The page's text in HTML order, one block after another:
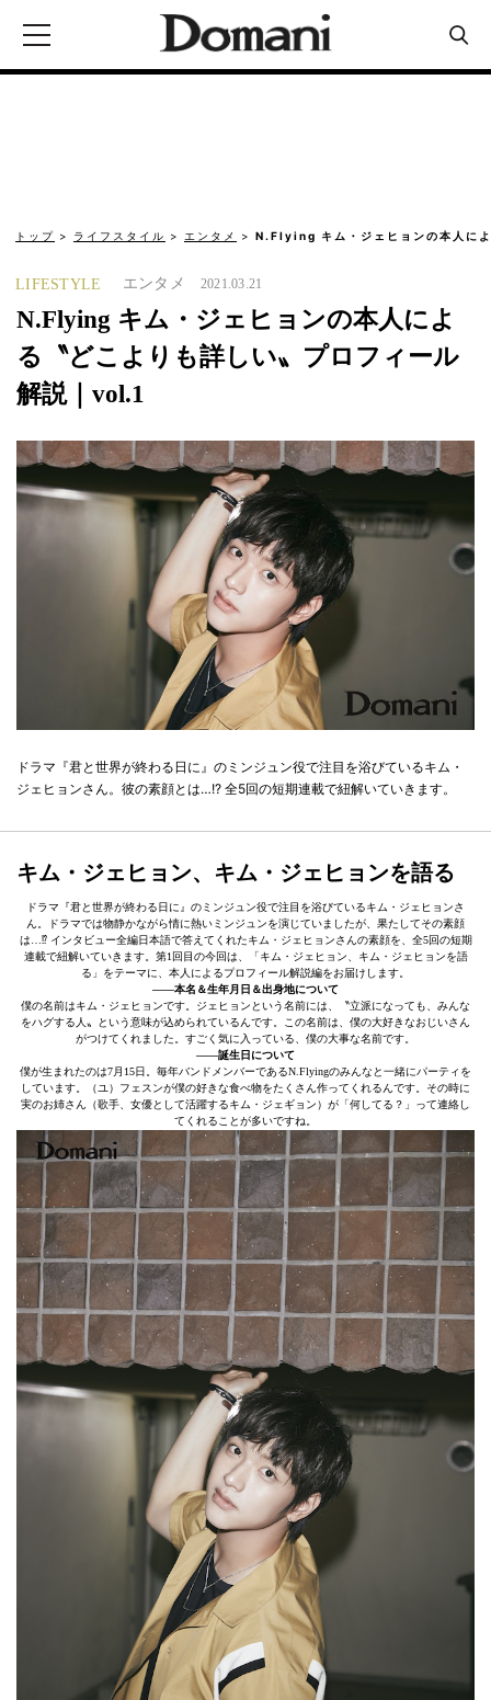
トップ ライフスタイル エンタメ N.Flying キム・ジェヒョンの本人に
LIFESTYLE エンタメ 2021.03.21
N.Flying キム・ジェヒョンの本人によ
る〝どこよりも詳しい〟プロフィール
解説｜vol.1
ドラマ『君と世界が終わる日に』のミンジュン役で注目を浴びているキム・
ジェヒョンさん。彼の素顔とは…!? 全5回の短期連載で紐解いていきます。
キム・ジェヒョン、キム・ジェヒョンを語る
ドラマ『君と世界が終わる日に』のミンジュン役で注目を浴びているキム・ジェヒョンさ
ん。ドラマでは物静かながら情に熱いミンジュンを演じていましたが、果たしてその素顔
は…⁉ インタビュー全編日本語で答えてくれたキム・ジェヒョンさんの素顔を、全5回の短期
連載で紐解いていきます。第1回目の今回は、「キム・ジェヒョン、キム・ジェヒョンを語
る」をテーマに、本人によるプロフィール解説編をお届けします。
――本名＆生年月日＆出身地について
僕の名前はキム・ジェヒョンです。ジェヒョンという名前には、〝立派になっても、みんな
をハグする人〟という意味が込められているんです。この名前は、僕の大好きなおじいさん
がつけてくれました。すごく気に入っている、僕の大事な名前です。
――誕生日について
僕が生まれたのは7月15日。毎年バンドメンバーであるN.Flyingのみんなと一緒にパーティを
しています。（ユ）フェスンが僕の好きな食べ物をたくさん作ってくれるんです。その時に
実のお姉さん（歌手、女優として活躍するキム・ジェギョン）が「何してる？」って連絡し
てくれることが多いですね。